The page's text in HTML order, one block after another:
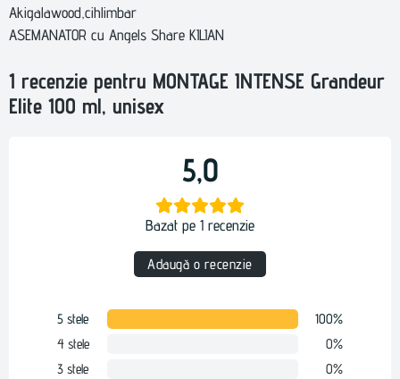
Akigalawood,cihlimbar
ASEMANATOR cu Angels Share KILIAN
1 recenzie pentru MONTAGE INTENSE Grandeur
Elite 100 ml, unisex
5,0
Bazat pe 1 recenzie
Adaugă o recenzie
5 stele
100%
4 stele
0%
3 stele
0%